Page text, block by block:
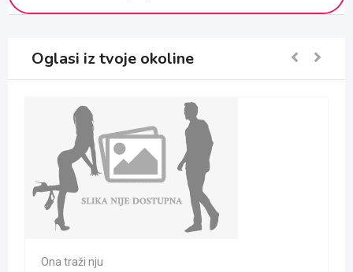
Oglasi iz tvoje okoline
Ona traži nju